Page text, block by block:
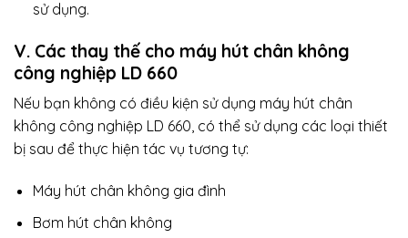
sử dụng.
V. Các thay thế cho máy hút chân không
công nghiệp LD 660
Nếu bạn không có điều kiện sử dụng máy hút chân
không công nghiệp LD 660, có thể sử dụng các loại thiết
bị sau để thực hiện tác vụ tương tự:
Máy hút chân không gia đình
Bơm hút chân không